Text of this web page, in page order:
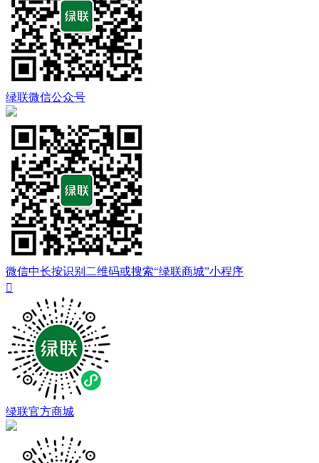
绿联微信公众号
微信中长按识别二维码或搜索“绿联商城”小程序

绿联官方商城